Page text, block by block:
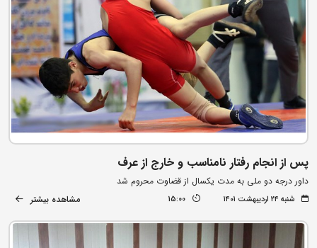
پس از انجام رفتار نامناسب و خارج از عرف
داور درجه دو ملی به مدت یکسال از قضاوت محروم شد
شنبه ۲۴ اردیبهشت ۱۴۰۱ 15:00 مشاهده بیشتر